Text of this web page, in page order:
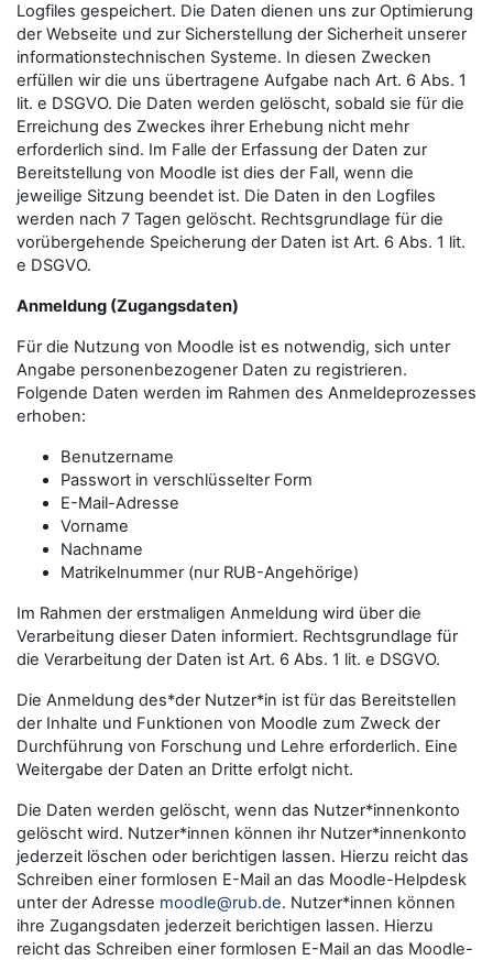
Logfiles gespeichert. Die Daten dienen uns zur Optimierung
der Webseite und zur Sicherstellung der Sicherheit unserer
informationstechnischen Systeme. In diesen Zwecken
erfüllen wir die uns übertragene Aufgabe nach Art. 6 Abs. 1
lit. e DSGVO. Die Daten werden gelöscht, sobald sie für die
Erreichung des Zweckes ihrer Erhebung nicht mehr
erforderlich sind. Im Falle der Erfassung der Daten zur
Bereitstellung von Moodle ist dies der Fall, wenn die
jeweilige Sitzung beendet ist. Die Daten in den Logfiles
werden nach 7 Tagen gelöscht. Rechtsgrundlage für die
vorübergehende Speicherung der Daten ist Art. 6 Abs. 1 lit.
e DSGVO.
Anmeldung (Zugangsdaten)
Für die Nutzung von Moodle ist es notwendig, sich unter
Angabe personenbezogener Daten zu registrieren.
Folgende Daten werden im Rahmen des Anmeldeprozesses
erhoben:
Benutzername
Passwort in verschlüsselter Form
E-Mail-Adresse
Vorname
Nachname
Matrikelnummer (nur RUB-Angehörige)
Im Rahmen der erstmaligen Anmeldung wird über die
Verarbeitung dieser Daten informiert. Rechtsgrundlage für
die Verarbeitung der Daten ist Art. 6 Abs. 1 lit. e DSGVO.
Die Anmeldung des*der Nutzer*in ist für das Bereitstellen
der Inhalte und Funktionen von Moodle zum Zweck der
Durchführung von Forschung und Lehre erforderlich. Eine
Weitergabe der Daten an Dritte erfolgt nicht.
Die Daten werden gelöscht, wenn das Nutzer*innenkonto
gelöscht wird. Nutzer*innen können ihr Nutzer*innenkonto
jederzeit löschen oder berichtigen lassen. Hierzu reicht das
Schreiben einer formlosen E-Mail an das Moodle-Helpdesk
unter der Adresse moodle@rub.de. Nutzer*innen können
ihre Zugangsdaten jederzeit berichtigen lassen. Hierzu
reicht das Schreiben einer formlosen E-Mail an das Moodle-